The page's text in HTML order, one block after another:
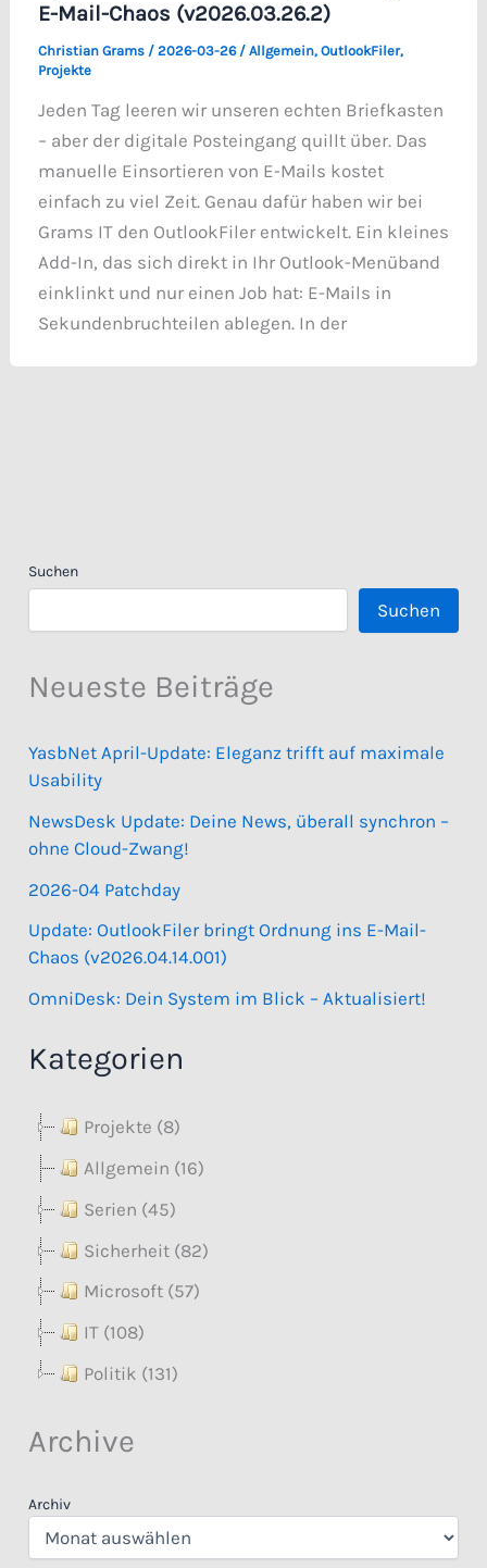
E-Mail-Chaos (v2026.03.26.2)
Christian Grams / 2026-03-26 / Allgemein, OutlookFiler,
Projekte
Jeden Tag leeren wir unseren echten Briefkasten
– aber der digitale Posteingang quillt über. Das
manuelle Einsortieren von E-Mails kostet
einfach zu viel Zeit. Genau dafür haben wir bei
Grams IT den OutlookFiler entwickelt. Ein kleines
Add-In, das sich direkt in Ihr Outlook-Menüband
einklinkt und nur einen Job hat: E-Mails in
Sekundenbruchteilen ablegen. In der
Suchen
Suchen
Neueste Beiträge
YasbNet April-Update: Eleganz trifft auf maximale
Usability
NewsDesk Update: Deine News, überall synchron –
ohne Cloud-Zwang!
2026-04 Patchday
Update: OutlookFiler bringt Ordnung ins E-Mail-
Chaos (v2026.04.14.001)
OmniDesk: Dein System im Blick – Aktualisiert!
Kategorien
Projekte (8)
Allgemein (16)
Serien (45)
Sicherheit (82)
Microsoft (57)
IT (108)
Politik (131)
Archive
Archiv